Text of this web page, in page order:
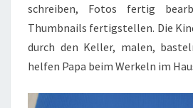
schreiben, Fotos fertig
Thumbnails fertigstellen. Die
durch den Keller, malen,
helfen Papa beim Werkeln im